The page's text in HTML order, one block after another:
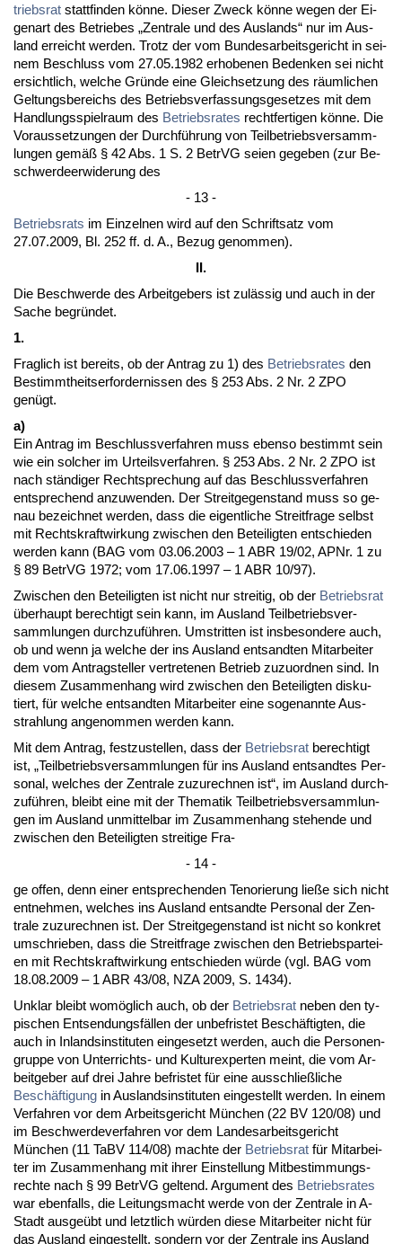
triebs­rat statt­fin­den könne. Die­ser Zweck könne we­gen der Ei­
gen­art des Be­trie­bes „Zen­tra­le und des Aus­lands“ nur im Aus­
land er­reicht wer­den. Trotz der vom Bun­des­ar­beits­ge­richt in sei­
nem Be­schluss vom 27.05.1982 er­ho­be­nen Be­den­ken sei nicht
er­sicht­lich, wel­che Gründe ei­ne Gleich­set­zung des räum­li­chen
Gel­tungs­be­reichs des Be­triebs­ver­fas­sungs­ge­set­zes mit dem
Hand­lungs­spiel­raum des Be­triebs­ra­tes recht­fer­ti­gen könne. Die
Vor­aus­set­zun­gen der Durchführung von Teil­be­triebs­ver­samm­
lun­gen gemäß § 42 Abs. 1 S. 2 Be­trVG sei­en ge­ge­ben (zur Be­
schwer­de­er­wi­de­rung des
- 13 -
Be­triebs­rats im Ein­zel­nen wird auf den Schrift­satz vom
27.07.2009, Bl. 252 ff. d. A., Be­zug ge­nom­men).
II.
Die Be­schwer­de des Ar­beit­ge­bers ist zulässig und auch in der
Sa­che be­gründet.
1.
Frag­lich ist be­reits, ob der An­trag zu 1) des Be­triebs­ra­tes den
Be­stimmt­heits­er­for­der­nis­sen des § 253 Abs. 2 Nr. 2 ZPO
genügt.
a)
Ein An­trag im Be­schluss­ver­fah­ren muss eben­so be­stimmt sein
wie ein sol­cher im Ur­teils­ver­fah­ren. § 253 Abs. 2 Nr. 2 ZPO ist
nach ständi­ger Recht­spre­chung auf das Be­schluss­ver­fah­ren
ent­spre­chend an­zu­wen­den. Der Streit­ge­gen­stand muss so ge­
nau be­zeich­net wer­den, dass die ei­gent­li­che Streit­fra­ge selbst
mit Rechts­kraft­wir­kung zwi­schen den Be­tei­lig­ten ent­schie­den
wer­den kann (BAG vom 03.06.2003 – 1 ABR 19/02, APNr. 1 zu
§ 89 Be­trVG 1972; vom 17.06.1997 – 1 ABR 10/97).
Zwi­schen den Be­tei­lig­ten ist nicht nur strei­tig, ob der Be­triebs­rat
über­haupt be­rech­tigt sein kann, im Aus­land Teil­be­triebs­ver­
samm­lun­gen durch­zuführen. Um­strit­ten ist ins­be­son­de­re auch,
ob und wenn ja wel­che der ins Aus­land ent­sand­ten Mit­ar­bei­ter
dem vom An­trag­stel­ler ver­tre­te­nen Be­trieb zu­zu­ord­nen sind. In
die­sem Zu­sam­men­hang wird zwi­schen den Be­tei­lig­ten dis­ku­
tiert, für wel­che ent­sand­ten Mit­ar­bei­ter ei­ne so­ge­nann­te Aus­
strah­lung an­ge­nom­men wer­den kann.
Mit dem An­trag, fest­zu­stel­len, dass der Be­triebs­rat be­rech­tigt
ist, „Teil­be­triebs­ver­samm­lun­gen für ins Aus­land ent­sand­tes Per­
so­nal, wel­ches der Zen­tra­le zu­zu­rech­nen ist“, im Aus­land durch­
zuführen, bleibt ei­ne mit der The­ma­tik Teil­be­triebs­ver­samm­lun­
gen im Aus­land un­mit­tel­bar im Zu­sam­men­hang ste­hen­de und
zwi­schen den Be­tei­lig­ten strei­ti­ge Fra-
- 14 -
ge of­fen, denn ei­ner ent­spre­chen­den Te­n­o­rie­rung ließe sich nicht
ent­neh­men, wel­ches ins Aus­land ent­sand­te Per­so­nal der Zen­
tra­le zu­zu­rech­nen ist. Der Streit­ge­gen­stand ist nicht so kon­kret
um­schrie­ben, dass die Streit­fra­ge zwi­schen den Be­triebs­par­tei­
en mit Rechts­kraft­wir­kung ent­schie­den würde (vgl. BAG vom
18.08.2009 – 1 ABR 43/08, NZA 2009, S. 1434).
Un­klar bleibt womöglich auch, ob der Be­triebs­rat ne­ben den ty­
pi­schen Ent­sen­dungsfällen der un­be­fris­tet Beschäftig­ten, die
auch in In­lands­in­sti­tu­ten ein­ge­setzt wer­den, auch die Per­so­nen­
grup­pe von Un­ter­richts- und Kul­tur­ex­per­ten meint, die vom Ar­
beit­ge­ber auf drei Jah­re be­fris­tet für ei­ne aus­sch­ließli­che
Beschäfti­gung in Aus­lands­in­sti­tu­ten ein­ge­stellt wer­den. In ei­nem
Ver­fah­ren vor dem Ar­beits­ge­richt München (22 BV 120/08) und
im Be­schwer­de­ver­fah­ren vor dem Lan­des­ar­beits­ge­richt
München (11 TaBV 114/08) mach­te der Be­triebs­rat für Mit­ar­bei­
ter im Zu­sam­men­hang mit ih­rer Ein­stel­lung Mit­be­stim­mungs­
rech­te nach § 99 Be­trVG gel­tend. Ar­gu­ment des Be­triebs­ra­tes
war eben­falls, die Lei­tungs­macht wer­de von der Zen­tra­le in A-
Stadt aus­geübt und letzt­lich würden die­se Mit­ar­bei­ter nicht für
das Aus­land ein­ge­stellt, son­dern vor der Zen­tra­le ins Aus­land